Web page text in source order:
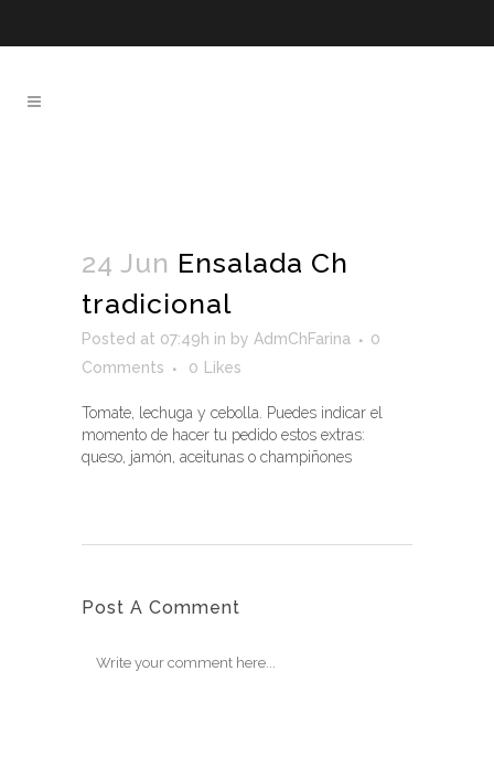
24 Jun Ensalada Ch
tradicional
Posted at 07:49h in by AdmChFarina
0
Comments
0 Likes
Tomate, lechuga y cebolla. Puedes indicar el
momento de hacer tu pedido estos extras:
queso, jamón, aceitunas o champiñones
Post A Comment